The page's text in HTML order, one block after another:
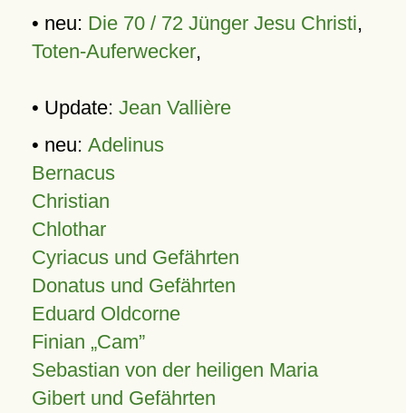
• neu: Die 70 / 72 Jünger Jesu Christi,
Toten-Auferwecker,
• Update: Jean Vallière
• neu: Adelinus
Bernacus
Christian
Chlothar
Cyriacus und Gefährten
Donatus und Gefährten
Eduard Oldcorne
Finian Cam
Sebastian von der heiligen Maria
Gibert und Gefährten